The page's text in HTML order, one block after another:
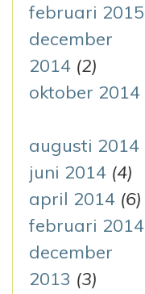
februari 2015
december
2014 (2)
oktober 2014
augusti 2014
juni 2014 (4)
april 2014 (6)
februari 2014
december
2013 (3)